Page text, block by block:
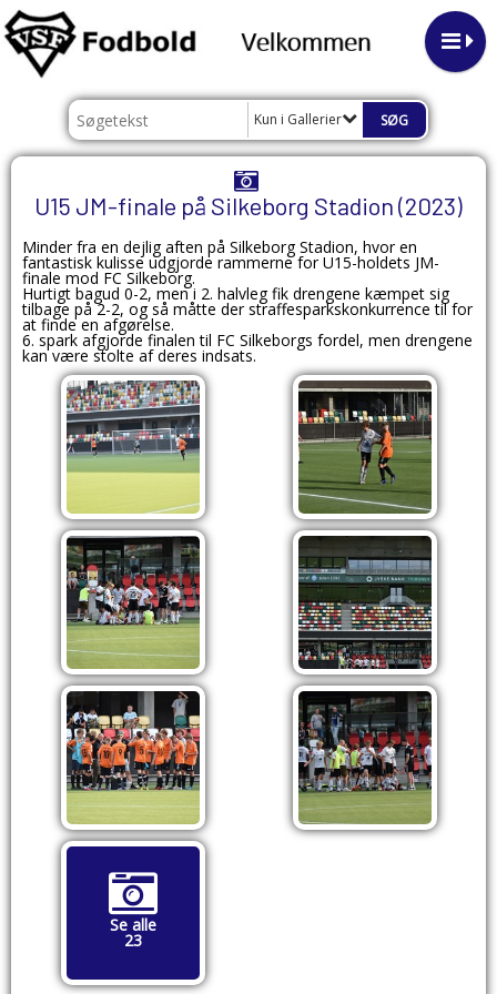
Kun i Gallerier
U15 JM-finale på Silkeborg Stadion (2023)
Minder fra en dejlig aften på Silkeborg Stadion, hvor en
fantastisk kulisse udgjorde rammerne for U15-holdets JM-
finale mod FC Silkeborg.
Hurtigt bagud 0-2, men i 2. halvleg fik drengene kæmpet sig
tilbage på 2-2, og så måtte der straffesparkskonkurrence til for
at finde en afgørelse.
6. spark afgjorde finalen til FC Silkeborgs fordel, men drengene
kan være stolte af deres indsats.
Se alle
23